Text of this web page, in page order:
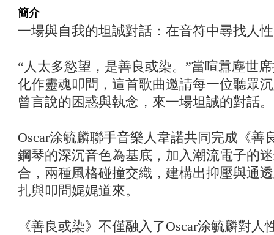
簡介
一場與自我的坦誠對話：在音符中尋找人
“人太多慾望，是善良或染。”當喧囂塵世
化作靈魂叩問，這首歌曲邀請每一位聽眾
曾言說的困惑與執念，來一場坦誠的對話。
Oscar涂毓麟聯手音樂人韋諾共同完成《善
鋼琴的深沉音色為基底，加入潮流電子的
合，兩種風格碰撞交織，建構出抑壓與通
扎與叩問娓娓道來。
《善良或染》不僅融入了Oscar涂毓麟對